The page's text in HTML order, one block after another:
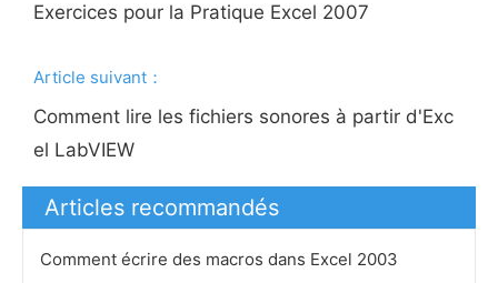
Exercices pour la Pratique Excel 2007
Article suivant：
Comment lire les fichiers sonores à partir d'Exc
el LabVIEW
Articles recommandés
Comment écrire des macros dans Excel 2003